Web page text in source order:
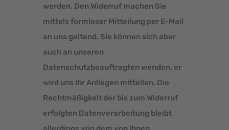
werden. Den Widerruf machen Sie
mittels formloser Mitteilung per E-Mail
an uns geltend. Sie können sich aber
auch an unseren
Datenschutzbeauftragten wenden, er
wird uns Ihr Anliegen mitteilen. Die
Rechtmäßigkeit der bis zum Widerruf
erfolgten Datenverarbeitung bleibt